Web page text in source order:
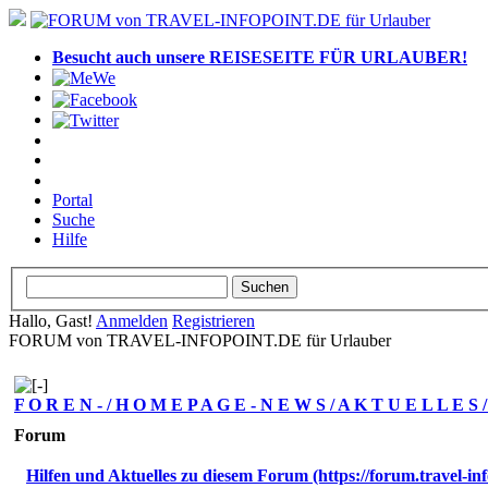
Besucht auch unsere REISESEITE FÜR URLAUBER!
Portal
Suche
Hilfe
Hallo, Gast! Anmelden Registrieren
FORUM von TRAVEL-INFOPOINT.DE für Urlauber
F O R E N - / H O M E P A G E - N E W S / A K T U E L L E S
Forum
Hilfen und Aktuelles zu diesem Forum (https://forum.travel-